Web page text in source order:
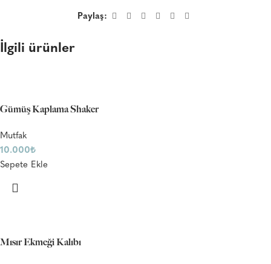
Paylaş:
İlgili ürünler
Gümüş Kaplama Shaker
Mutfak
10.000₺
Sepete Ekle
Mısır Ekmeği Kalıbı